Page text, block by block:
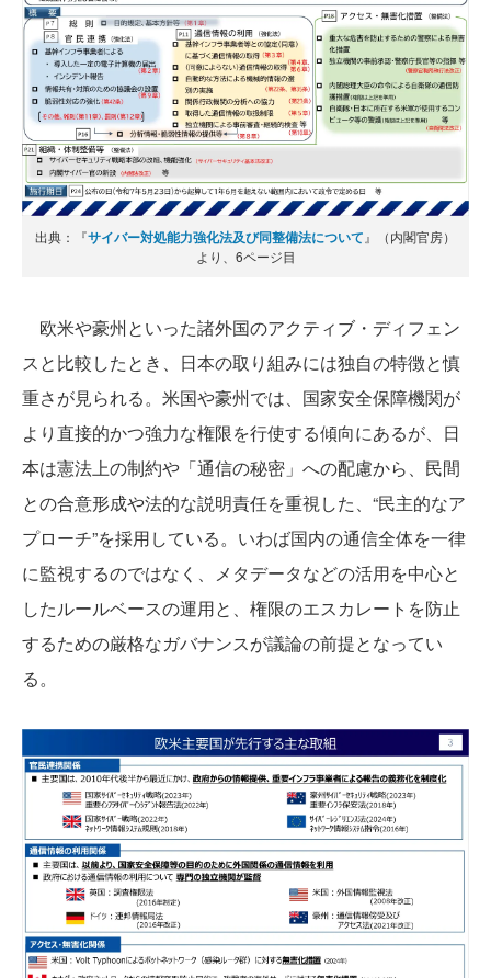
出典：『サイバー対処能力強化法及び同整備法について 』（内閣官房）
より、6ページ目
欧米や豪州といった諸外国のアクティブ・ディフェン
スと比較したとき、日本の取り組みには独自の特徴と慎
重さが見られる。米国や豪州では、国家安全保障機関が
より直接的かつ強力な権限を行使する傾向にあるが、日
本は憲法上の制約や「通信の秘密」への配慮から、民間
との合意形成や法的な説明責任を重視した、“民主的なア
プローチ”を採用している。いわば国内の通信全体を一律
に監視するのではなく、メタデータなどの活用を中心と
したルールベースの運用と、権限のエスカレートを防止
するための厳格なガバナンスが議論の前提となってい
る。